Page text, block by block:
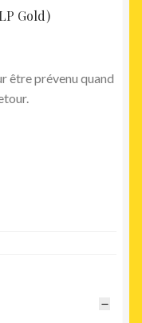
Gold)
être prévenu quand